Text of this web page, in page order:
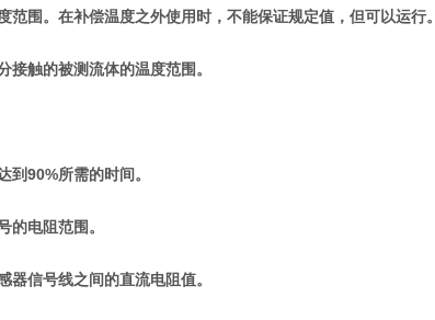
范围。在补偿温度之外使用时，不能保证规定值，但可以运行。
接触的被测流体的温度范围。
到90%所需的时间。
的电阻范围。
器信号线之间的直流电阻值。